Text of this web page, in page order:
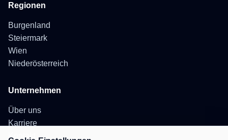
Regionen
Burgenland
Steiermark
Wien
Niederösterreich
Unternehmen
Über uns
Karriere
Kontakt